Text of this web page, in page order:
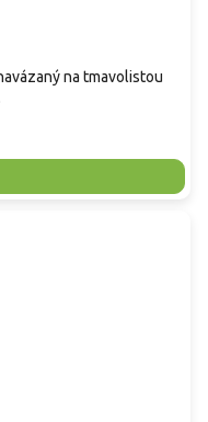
na tmavolistou